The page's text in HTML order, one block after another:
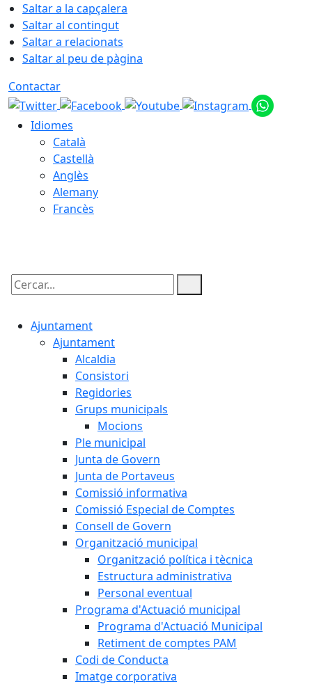
Saltar a la capçalera
Saltar al contingut
Saltar a relacionats
Saltar al peu de pàgina
Contactar
Idiomes
Català
Castellà
Anglès
Alemany
Francès
Cercar:
Ajuntament
Ajuntament
Alcaldia
Consistori
Regidories
Grups municipals
Mocions
Ple municipal
Junta de Govern
Junta de Portaveus
Comissió informativa
Comissió Especial de Comptes
Consell de Govern
Organització municipal
Organització política i tècnica
Estructura administrativa
Personal eventual
Programa d'Actuació municipal
Programa d'Actuació Municipal
Retiment de comptes PAM
Codi de Conducta
Imatge corporativa